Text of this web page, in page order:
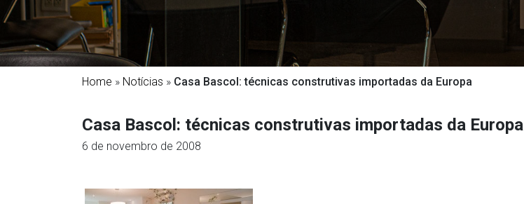
Home » Notícias » Casa Bascol: técnicas construtivas importadas da Europa
Casa Bascol: técnicas construtivas importadas da Europa
6 de novembro de 2008